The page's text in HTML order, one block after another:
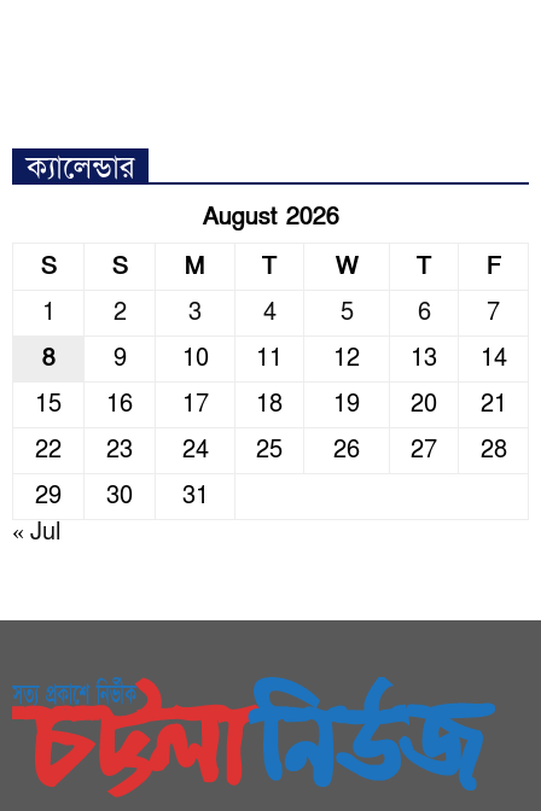
ক্যালেন্ডার
August 2026
S
S M T W T
F
1
2 3 4 5 6
7
8
9 10 11 12 13
14
15
16 17 18 19 20
21
22
23 24 25 26 27
28
29
30
31
« Jul